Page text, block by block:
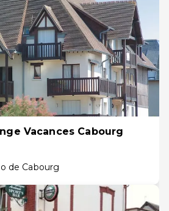
Vacances Cabourg
de Cabourg